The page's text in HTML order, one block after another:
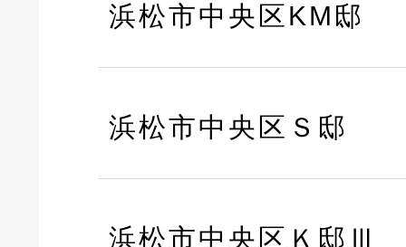
浜松市中央区KM邸
浜松市中央区Ｓ邸
浜松市中央区Ｋ邸Ⅲ